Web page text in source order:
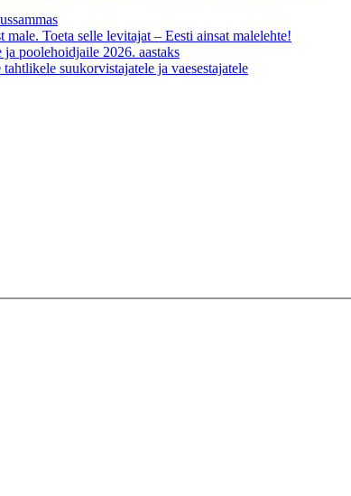
Toeta selle levitajat – Eesti ainsat malelehte!
poolehoidjaile 2026. aastaks
suukorvistajatele ja vaesestajatele